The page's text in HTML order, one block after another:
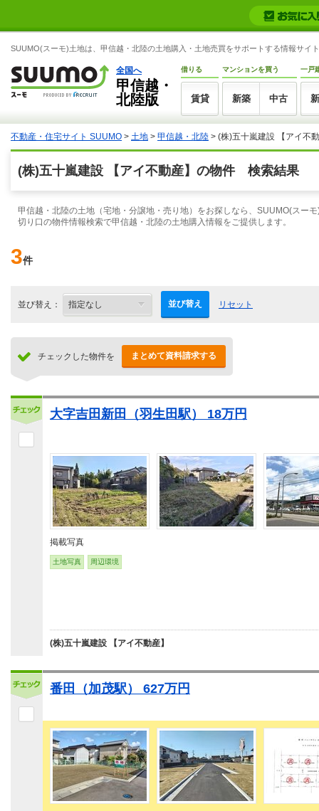
SUUMO(スーモ)土地は、甲信越・北陸の土地購入・土地売買をサポートする情報サイ
全国へ
甲信越・
北陸版
借りる
賃貸
マンションを買う
新築 中古
一戸
不動産・住宅サイト SUUMO > 土地 > 甲信越・北陸 > (株)五十嵐建設 【アイ不
(株)五十嵐建設 【アイ不動産】の物件 検索結果
甲信越・北陸の土地（宅地・分譲地・売り地）をお探しなら、SUUMO(スー
切り口の物件情報検索で甲信越・北陸の土地購入情報をご提供します。
3件
並び替え： 並び替え リセット
チェックした物件を まとめて資料請求する
大字吉田新田（羽生田駅） 18万円
掲載写真
土地写真 周辺環境
(株)五十嵐建設 【アイ不動産】
番田（加茂駅） 627万円